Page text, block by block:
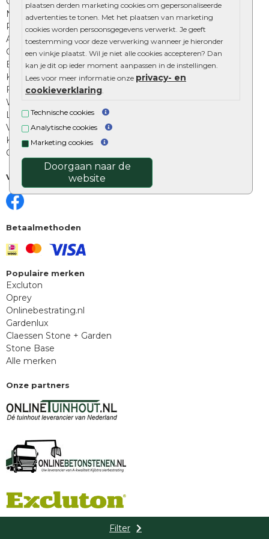
plaatsen derden marketing cookies om gepersonaliseerde
advertenties te tonen. Met het plaatsen van marketing
cookies worden persoonsgegevens verwerkt. Je geeft
toestemming voor deze verwerking wanneer je hieronder
een vinkje plaatst. Wil je niet alle cookies accepteren? Dan
kan je dit op ieder moment aanpassen in de instellingen.
Lees voor meer informatie onze privacy- en
cookieverklaring
Technische cookies
Analytische cookies
Marketing cookies
Doorgaan naar de
website
Filter
Nuttige informatie
Privacy Policy
Algemene voorwaarden
Cookies beleid
Excluton garantie
Klantenbeoordelingen
Foto's en voorbeelden
Workshop bestraten
Legverbanden: verschillende soorten
Voegen van tuintegels
Keramische tegels schoonmaken
Opsluitbanden plaatsen
Volg ons
Betaalmethoden
Populaire merken
Excluton
Oprey
Onlinebestrating.nl
Gardenlux
Claessen Stone + Garden
Stone Base
Alle merken
Onze partners